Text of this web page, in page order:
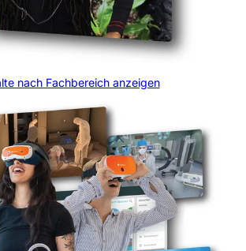
nach Fachbereich anzeigen